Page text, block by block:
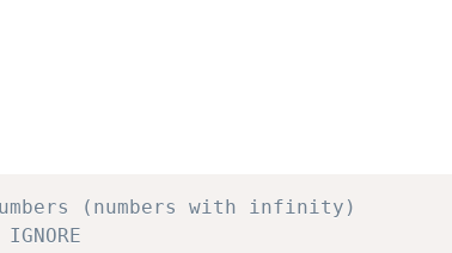
(numbers with infinity)